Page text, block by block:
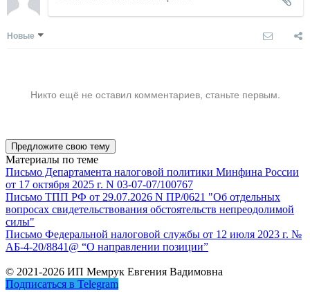
Новые
Никто ещё не оставил комментариев, станьте первым.
Предложите свою тему
Материалы по теме
Письмо Департамента налоговой политики Минфина России
от 17 октября 2025 г. N 03-07-07/100767
Письмо ТПП РФ от 29.07.2026 N ПР/0621 "Об отдельных
вопросах свидетельствования обстоятельств непреодолимой
силы"
Письмо Федеральной налоговой службы от 12 июля 2023 г. №
АБ-4-20/8841@ “О направлении позиции”
© 2021-2026 ИП Мемрук Евгения Вадимовна
Подписаться в Telegram